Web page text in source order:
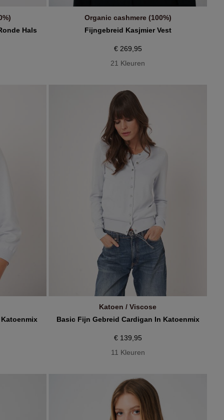
Hals
IN WINKELMANDJE
Organic cashmere (100%)
Fijngebreid Kasjmier Vest
€ 269,95
21 Kleuren
IN WINKELMANDJE
Katoen / Viscose
Basic Fijn Gebreid Cardigan In Katoenmix
€ 139,95
11 Kleuren